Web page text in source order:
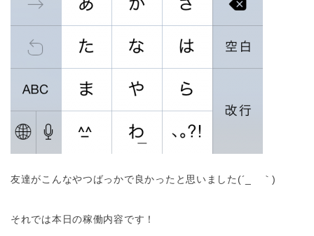
友達がこんなやつばっかで良かったと思いました(´_ゝ｀)
それでは本日の稼働内容です！